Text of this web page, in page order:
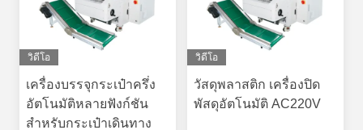
วิดีโอ
เครื่องบรรจุกระเป๋าครึ่ง
อัตโนมัติหลายฟังก์ชัน
สําหรับกระเป๋าเดินทาง
วิดีโอ
วัสดุพลาสติก เครื่องปิด
พัสดุอัตโนมัติ AC220V